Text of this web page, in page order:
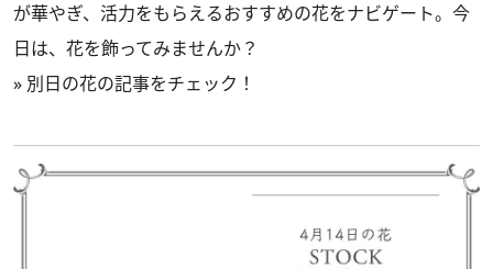
が華やぎ、活力をもらえるおすすめの花をナビゲート。今
日は、花を飾ってみませんか？
» 別日の花の記事をチェック！